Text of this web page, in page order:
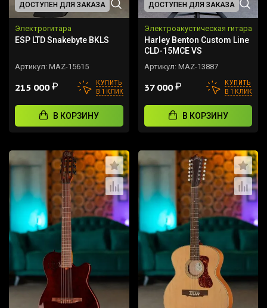
ДОСТУПЕН ДЛЯ ЗАКАЗА
Электрогитара
ESP LTD Snakebyte BKLS
Артикул: MAZ-15615
215 000₽
КУПИТЬ
В 1 КЛИК
В КОРЗИНУ
ДОСТУПЕН ДЛЯ ЗАКАЗА
Электроакустическая гитара
Harley Benton Custom Line
CLD-15MCE VS
Артикул: MAZ-13887
37 000₽
КУПИТЬ
В 1 КЛИК
В КОРЗИНУ